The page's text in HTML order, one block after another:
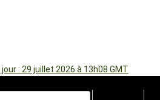
: 29 juillet 2026 à 13h08 GMT